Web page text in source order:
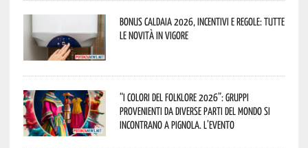
Bonus caldaia 2026, incentivi e regole: tutte
le novità in vigore
“I Colori del Folklore 2026”: gruppi
provenienti da diverse parti del mondo si
incontrano a Pignola. L’evento